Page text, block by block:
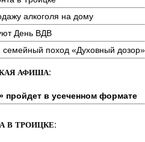
алкоголя на дому
День ВДВ
поход «Духовный дозор»
АФИША:
в усеченном формате
В ТРОИЦКЕ: